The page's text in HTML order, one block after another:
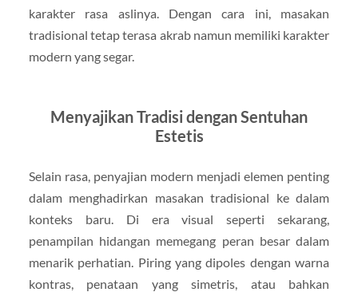
karakter rasa aslinya. Dengan cara ini, masakan
tradisional tetap terasa akrab namun memiliki karakter
modern yang segar.
Menyajikan Tradisi dengan Sentuhan
Estetis
Selain rasa, penyajian modern menjadi elemen penting
dalam menghadirkan masakan tradisional ke dalam
konteks baru. Di era visual seperti sekarang,
penampilan hidangan memegang peran besar dalam
menarik perhatian. Piring yang dipoles dengan warna
kontras, penataan yang simetris, atau bahkan